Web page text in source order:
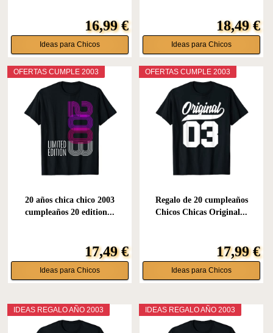
16,99 €
Ideas para Chicos
18,49 €
Ideas para Chicos
OFERTAS CUMPLE 2003
20 años chica chico 2003
cumpleaños 20 edition...
17,49 €
Ideas para Chicos
OFERTAS CUMPLE 2003
Regalo de 20 cumpleaños
Chicos Chicas Original...
17,99 €
Ideas para Chicos
IDEAS REGALO AÑO 2003 IDEAS REGALO AÑO 2003